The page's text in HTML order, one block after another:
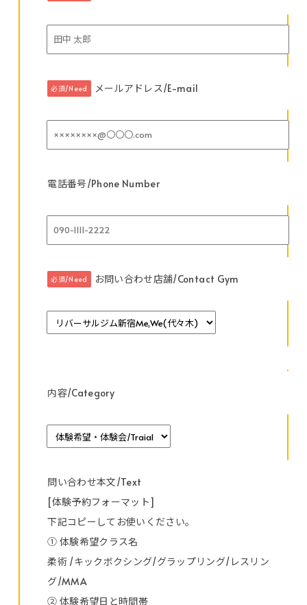
必須/Need メールアドレス/E-mail
電話番号/Phone Number
必須/Need お問い合わせ店舗/Contact Gym
内容/Category
問い合わせ本文/Text
[体験予約フォーマット]
下記コピーしてお使いください。
① 体験希望クラス名
柔術 /キックボクシング/グラップリング/レスリン
グ/MMA
② 体験希望日と時間帯